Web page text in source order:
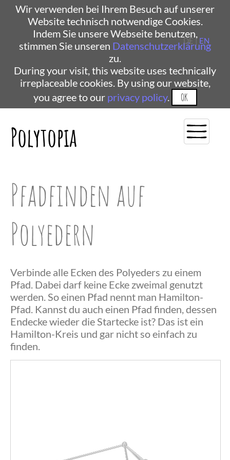
Wir verwenden bei Ihrem Besuch auf unserer
Website technisch notwendige Cookies.
Indem Sie unsere Webseite benutzen,
stimmen Sie unseren Datenschutzerklärung
zu.
During your visit, this website uses technically
irreplaceable cookies. By using our website,
you agree to our privacy policy. OK
Polytopia
DE | EN
Pfadfinden auf
Polyedern
Verbinde alle Ecken des Polyeders zu einem
Pfad. Dabei darf keine Ecke zweimal genutzt
werden. So einen Pfad nennt man Hamilton-
Pfad. Kannst du auch einen Pfad finden, dessen
Endecke wieder die Startecke ist? Das ist ein
Hamilton-Kreis und gar nicht so einfach zu
finden.
Glückwunsch,
Herzlichen
Glückwunsch,